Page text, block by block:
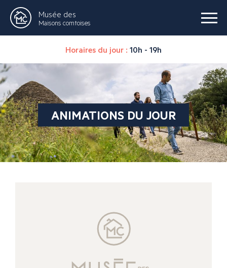
Musée des
Maisons comtoises
Horaires du jour : 10h - 19h
ANIMATIONS DU JOUR